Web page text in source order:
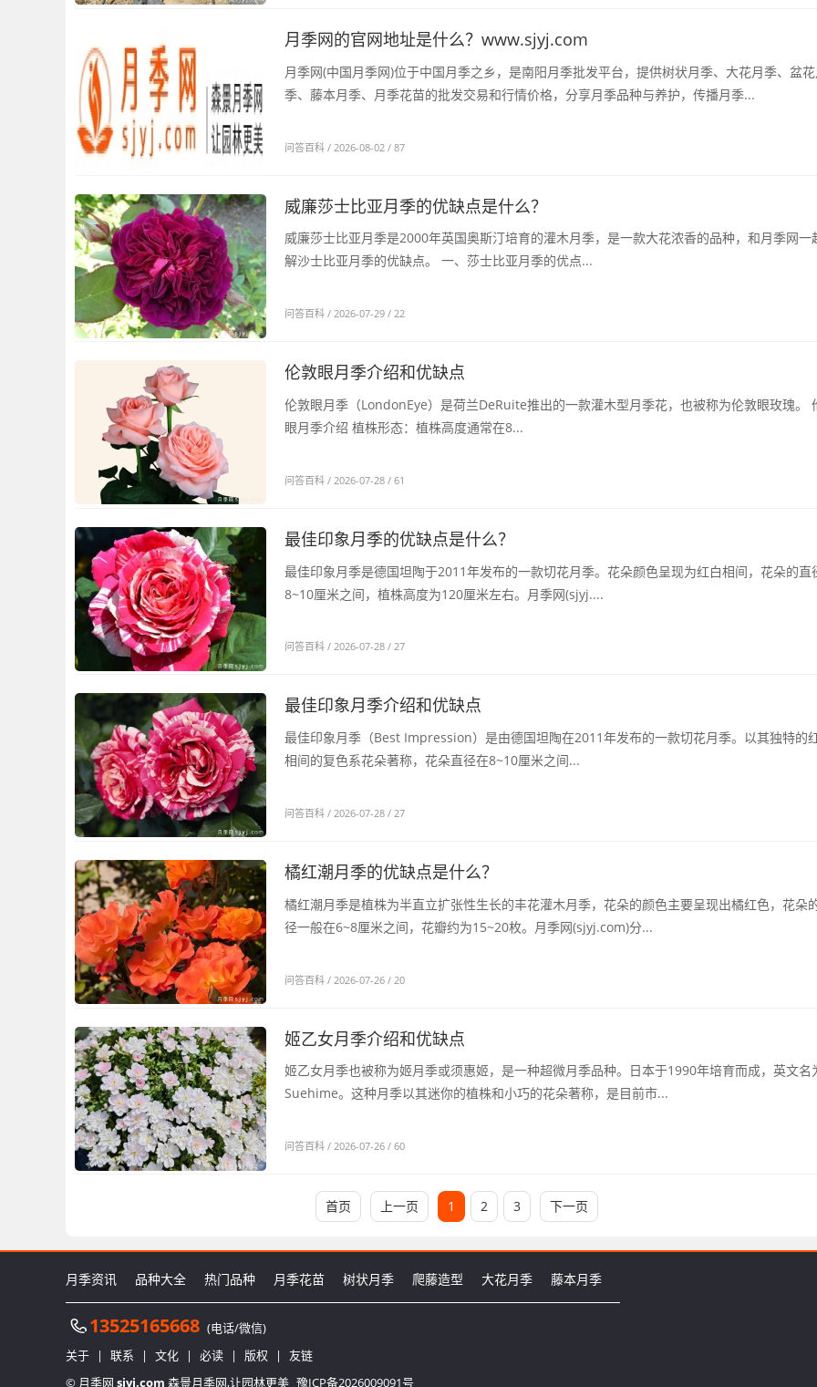
月季网的官网地址是什么？www.sjyj.com
月季网(中国月季网)位于中国月季之乡，是南阳月季批发平台，提供树状月季、大花月季、盆
季、藤本月季、月季花苗的批发交易和行情价格，分享月季品种与养护，传播月季...
问答百科 / 2026-08-02 / 87
威廉莎士比亚月季的优缺点是什么？
威廉莎士比亚月季是2000年英国奥斯汀培育的灌木月季，是一款大花浓香的品种，和月季网一
解沙士比亚月季的优缺点。 一、莎士比亚月季的优点...
问答百科 / 2026-07-29 / 22
伦敦眼月季介绍和优缺点
伦敦眼月季（LondonEye）是荷兰DeRuite推出的一款灌木型月季花，也被称为伦敦眼玫瑰。 伦敦
眼月季介绍 植株形态：植株高度通常在8...
问答百科 / 2026-07-28 / 61
最佳印象月季的优缺点是什么？
最佳印象月季是德国坦陶于2011年发布的一款切花月季。花朵颜色呈现为红白相间，花朵的直
8~10厘米之间，植株高度为120厘米左右。月季网(sjyj....
问答百科 / 2026-07-28 / 27
最佳印象月季介绍和优缺点
最佳印象月季（Best Impression）是由德国坦陶在2011年发布的一款切花月季。以其独特的
相间的复色系花朵著称，花朵直径在8~10厘米之间...
问答百科 / 2026-07-28 / 27
橘红潮月季的优缺点是什么？
橘红潮月季是植株为半直立扩张性生长的丰花灌木月季，花朵的颜色主要呈现出橘红色，花朵
径一般在6~8厘米之间，花瓣约为15~20枚。月季网(sjyj.com)分...
问答百科 / 2026-07-26 / 20
姬乙女月季介绍和优缺点
姬乙女月季也被称为姬月季或须惠姬，是一种超微月季品种。日本于1990年培育而成，英文名
Suehime。这种月季以其迷你的植株和小巧的花朵著称，是目前市...
问答百科 / 2026-07-26 / 60
首页 上一页 1 2 3 下一页
月季资讯 品种大全 热门品种 月季花苗 树状月季 爬藤造型 大花月季 藤本月季
13525165668 (电话/微信)
关于
| 联系 | 文化 | 必读 | 版权 |
友链
© 月季网 sjyj.com 森景月季网,让园林更美 豫ICP备2026009091号